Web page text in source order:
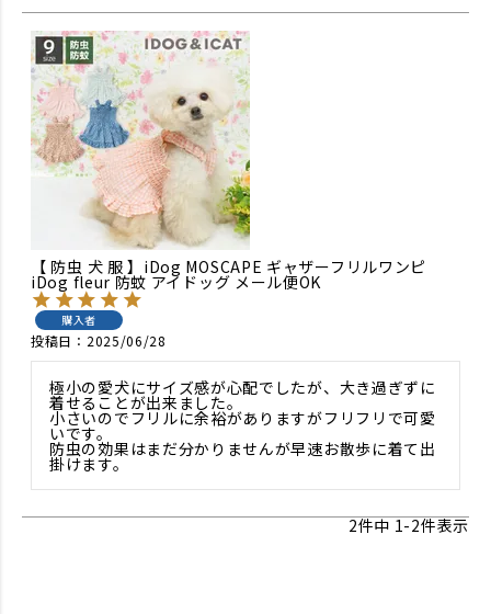
【 防虫 犬 服 】iDog MOSCAPE ギャザーフリルワンピ
iDog fleur 防蚊 アイドッグ メール便OK
購入者
投稿日 2025/06/28
極小の愛犬にサイズ感が心配でしたが、大き過ぎずに
着せることが出来ました。
小さいのでフリルに余裕がありますがフリフリで可愛
いです。
防虫の効果はまだ分かりませんが早速お散歩に着て出
掛けます。
2件中 1-2件表示